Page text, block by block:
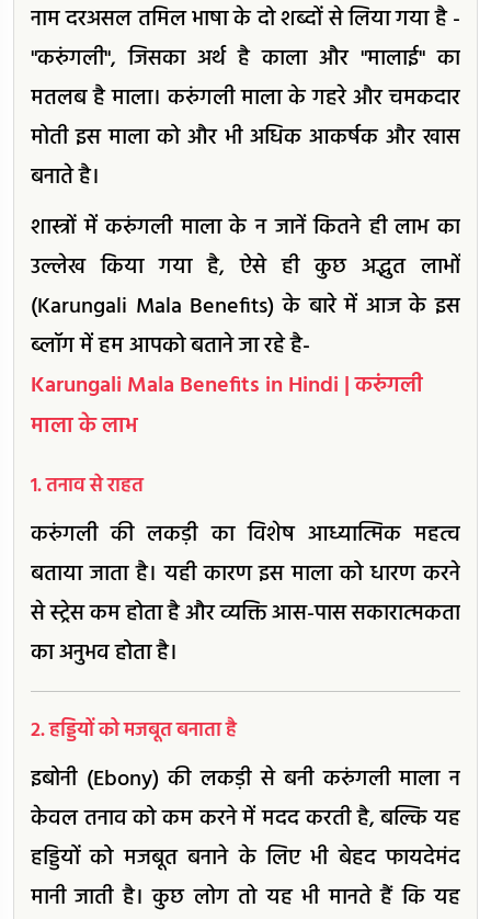
नाम दरअसल तमिल भाषा के दो शब्दों से लिया गया है -
"करुंगली", जिसका अर्थ है काला और "मालाई" का
मतलब है माला। करुंगली माला के गहरे और चमकदार
मोती इस माला को और भी अधिक आकर्षक और खास
बनाते है।
शास्त्रों में करुंगली माला के न जानें कितने ही लाभ का
उल्लेख किया गया है, ऐसे ही कुछ अद्भुत लाभों
(Karungali Mala Benefits) के बारे में आज के इस
ब्लॉग में हम आपको बताने जा रहे है-
Karungali Mala Benefits in Hindi | करुंगली
माला के लाभ
1. तनाव से राहत
करुंगली की लकड़ी का विशेष आध्यात्मिक महत्व
बताया जाता है। यही कारण इस माला को धारण करने
से स्ट्रेस कम होता है और व्यक्ति आस-पास सकारात्मकता
का अनुभव होता है।
2. हड्डियों को मजबूत बनाता है
इबोनी (Ebony) की लकड़ी से बनी करुंगली माला न
केवल तनाव को कम करने में मदद करती है, बल्कि यह
हड्डियों को मजबूत बनाने के लिए भी बेहद फायदेमंद
मानी जाती है। कुछ लोग तो यह भी मानते हैं कि यह